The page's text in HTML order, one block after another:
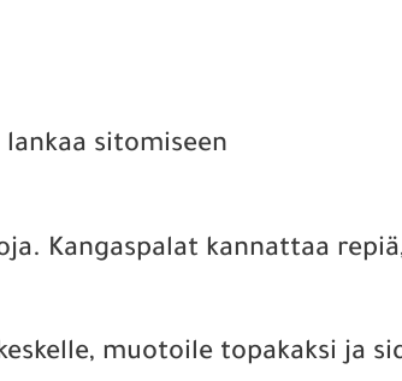
sitomiseen
Kangaspalat kannattaa
muotoile topakaksi ja